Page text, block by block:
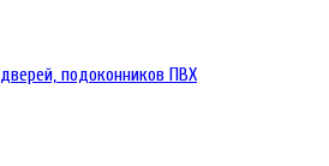
подоконников ПВХ